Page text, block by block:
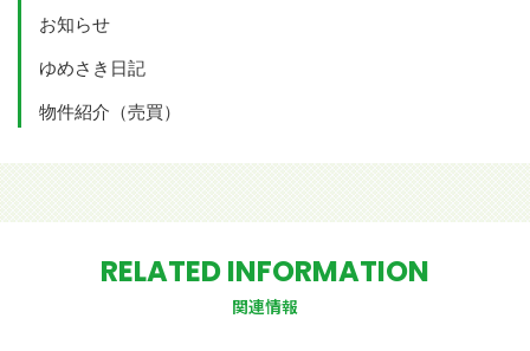
お知らせ
ゆめさき日記
物件紹介（売買）
RELATED INFORMATION
関連情報